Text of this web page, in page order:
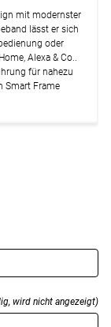
mit modernster
lässt er sich
oder
Alexa & Co..
für nahezu
Smart Frame
wird nicht angezeigt)